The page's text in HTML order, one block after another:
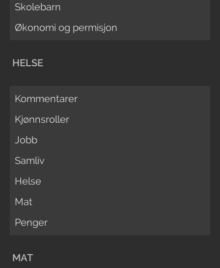
Skolebarn
Økonomi og permisjon
HELSE
Kommentarer
Kjønnsroller
Jobb
Samliv
Helse
Mat
Penger
MAT